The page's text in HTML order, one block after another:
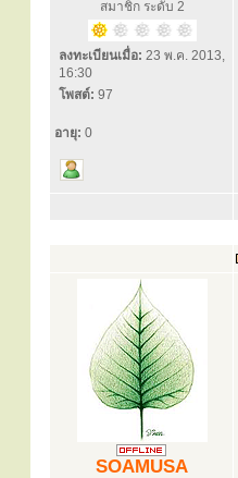
สมาชิก ระดับ 2
ลงทะเบียนเมื่อ: 23 พ.ค. 2013,
16:30
โพสต์: 97
อายุ: 0
SOAMUSA